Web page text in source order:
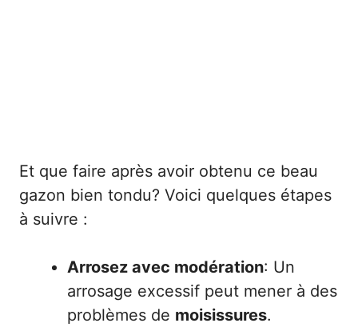
Et que faire après avoir obtenu ce beau
gazon bien tondu? Voici quelques étapes
à suivre :
Arrosez avec modération: Un
arrosage excessif peut mener à des
problèmes de moisissures.